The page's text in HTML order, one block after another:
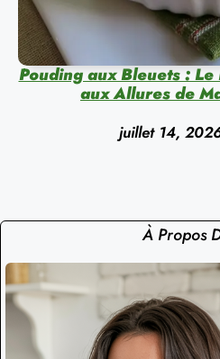
Pouding aux Bleuets :
aux Allures de
juillet 14,
À Propos